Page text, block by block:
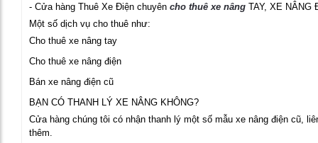
- Cửa hàng Thuê Xe Điện chuyên cho thuê xe nâng TAY, XE NÂNG
Một số dịch vụ cho thuê như:
Cho thuê xe nâng tay
Cho thuê xe nâng điện
Bán xe nâng điện cũ
BẠN CÓ THANH LÝ XE NÂNG KHÔNG?
Cửa hàng chúng tôi có nhận thanh lý một số mẫu xe nâng điện cũ,
thêm.